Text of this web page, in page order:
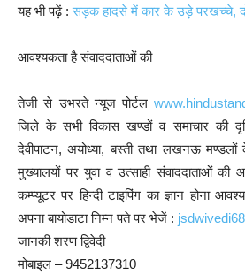
यह भी पढ़ें :सड़क हादसे में कार के उड़े परखच्चे,
आवश्यकता है संवाददाताओं की
तेजी से उभरते न्यूज पोर्टल
जिले के सभी विकास खण्डों व समाचार की
देवीपाटन, अयोध्या, बस्ती तथा लखनऊ
मुख्यालयों पर युवा व उत्साही संवाददाताओं की
कम्प्यूटर पर हिन्दी टाइपिंग का ज्ञान होना
अपना बायोडाटा निम्न पते पर भेजें :
जानकी शरण द्विवेदी
मोबाइल – 9452137310